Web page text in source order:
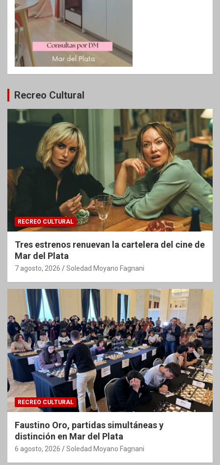
Recreo Cultural
RECREO CULTURAL
Tres estrenos renuevan la cartelera del cine de
Mar del Plata
7 agosto, 2026 Soledad Moyano Fagnani
RECREO CULTURAL
Faustino Oro, partidas simultáneas y
distinción en Mar del Plata
6 agosto, 2026 Soledad Moyano Fagnani